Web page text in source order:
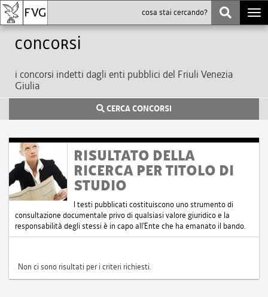
Concorsi
i concorsi indetti dagli enti pubblici del Friuli Venezia
Giulia
CERCA CONCORSI
RISULTATO DELLA
RICERCA PER TITOLO DI
STUDIO
I testi pubblicati costituiscono uno strumento di
consultazione documentale privo di qualsiasi valore giuridico e la
responsabilità degli stessi è in capo all'Ente che ha emanato il bando.
Non ci sono risultati per i criteri richiesti.